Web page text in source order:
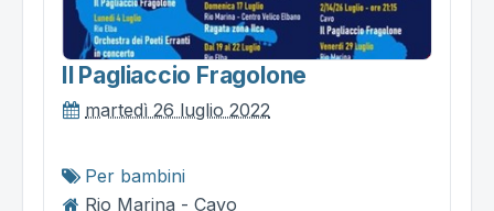
Il Pagliaccio Fragolone
martedì 26 luglio 2022
Per bambini
Rio Marina - Cavo